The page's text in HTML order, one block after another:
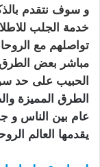
و سوف نتقدم
خدمة الجلب
تواصلهم مع
مباشر بعض الطرق
الحبيب على حد
الطرق المميزة
عام بين الناس و
يقدمها العالم